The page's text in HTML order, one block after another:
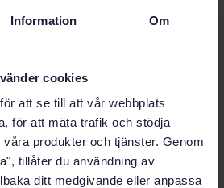
Information Om
cookies
att se till att vår webbplats
för att mäta trafik och stödja
produkter och tjänster. Genom
tillåter du användning av
ditt medgivande eller anpassa
(14.010)